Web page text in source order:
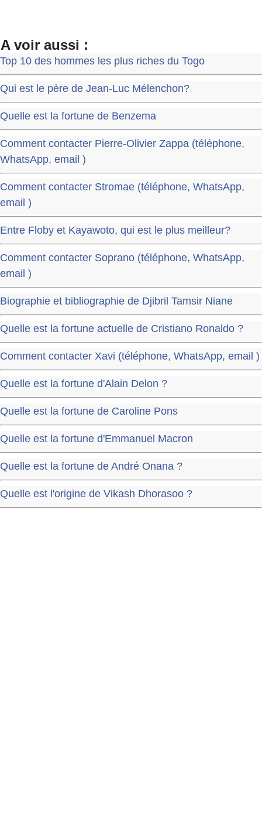
A voir aussi :
Top 10 des hommes les plus riches du Togo
Qui est le père de Jean-Luc Mélenchon?
Quelle est la fortune de Benzema
Comment contacter Pierre-Olivier Zappa (téléphone,
WhatsApp, email )
Comment contacter Stromae (téléphone, WhatsApp,
email )
Entre Floby et Kayawoto, qui est le plus meilleur?
Comment contacter Soprano (téléphone, WhatsApp,
email )
Biographie et bibliographie de Djibril Tamsir Niane
Quelle est la fortune actuelle de Cristiano Ronaldo ?
Comment contacter Xavi (téléphone, WhatsApp, email )
Quelle est la fortune d'Alain Delon ?
Quelle est la fortune de Caroline Pons
Quelle est la fortune d'Emmanuel Macron
Quelle est la fortune de André Onana ?
Quelle est l'origine de Vikash Dhorasoo ?